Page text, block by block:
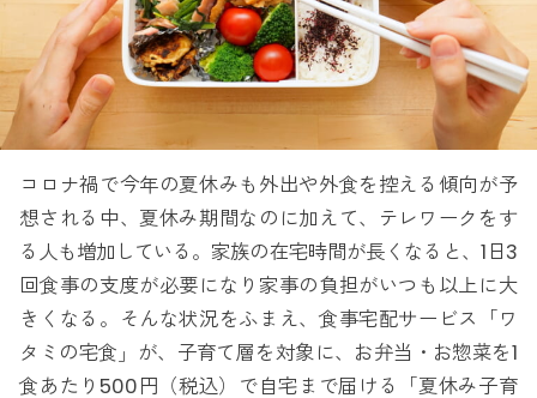
コロナ禍で今年の夏休みも外出や外食を控える傾向が予
想される中、夏休み期間なのに加えて、テレワークをす
る人も増加している。家族の在宅時間が長くなると、1日3
回食事の支度が必要になり家事の負担がいつも以上に大
きくなる。そんな状況をふまえ、食事宅配サービス「ワ
タミの宅食」が、子育て層を対象に、お弁当・お惣菜を1
食あたり500円（税込）で自宅まで届ける「夏休み子育